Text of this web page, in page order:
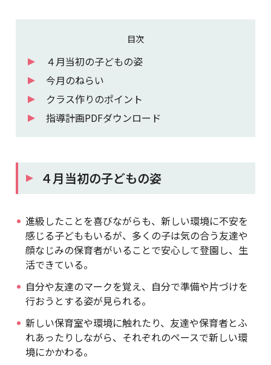
目次
４月当初の子どもの姿
今月のねらい
クラス作りのポイント
指導計画PDFダウンロード
４月当初の子どもの姿
進級したことを喜びながらも、新しい環境に不安を
感じる子どももいるが、多くの子は気の合う友達や
顔なじみの保育者がいることで安心して登園し、生
活できている。
自分や友達のマークを覚え、自分で準備や片づけを
行おうとする姿が見られる。
新しい保育室や環境に触れたり、友達や保育者とふ
れあったりしながら、それぞれのペースで新しい環
境にかかわる。